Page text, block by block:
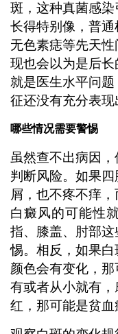
斑，这种真菌感
长得特别像，普通
无色素痣等先天
现也会以为是后
就是医生水平问
征还没有充分表现
哪些情况需要警惕
虽然查不出病因
判断风险。如果
屑，也不疼不痒
白癜风的可能性
指、膝盖、肘部
惕。相反，如果
颜色会有变化，
有或者从小就有
红，那可能是贫血